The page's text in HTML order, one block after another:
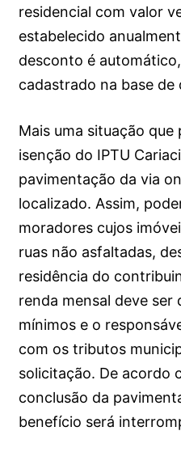
residencial com valor
estabelecido
desconto é
cadastrado na base de
Mais uma situação que
isenção do IPTU
pavimentação da via
localizado. Assim,
moradores cujos
ruas não asfaltadas,
residência do
renda mensal deve ser
mínimos e o
com os tributos
solicitação. De acordo
conclusão da
benefício será